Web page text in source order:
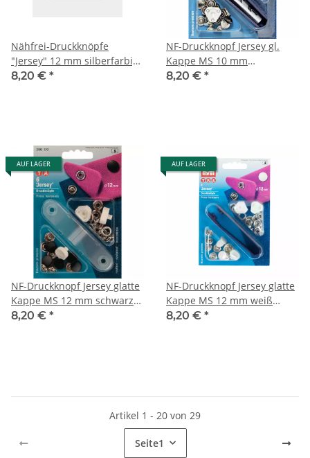
Nähfrei-Druckknöpfe
"Jersey" 12 mm silberfarbig
390122
8,20 € *
NF-Druckknopf Jersey gl.
Kappe MS 10 mm
silberfarbig 390120
8,20 € *
AUF LAGER
NF-Druckknopf Jersey glatte
Kappe MS 12 mm schwarz
390170
8,20 € *
AUF LAGER
NF-Druckknopf Jersey glatte
Kappe MS 12 mm weiß
390171
8,20 € *
Artikel 1 - 20 von 29
Seite1